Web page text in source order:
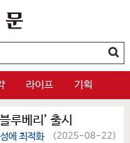
라이프 기획
루베리’ 출시
에 최적화 (2025-08-22)